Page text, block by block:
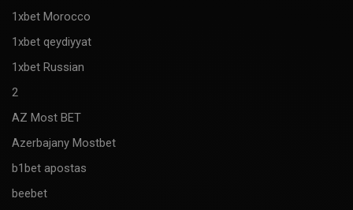
1xbet Morocco
1xbet qeydiyyat
1xbet Russian
2
AZ Most BET
Azerbajany Mostbet
b1bet apostas
beebet